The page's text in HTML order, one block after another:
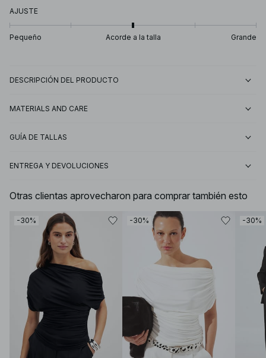
AJUSTE
Pequeño Acorde a la talla Grande
DESCRIPCIÓN DEL PRODUCTO
MATERIALS AND CARE
GUÍA DE TALLAS
ENTREGA Y DEVOLUCIONES
Otras clientas aprovecharon para comprar también esto
-30% -30% -30%